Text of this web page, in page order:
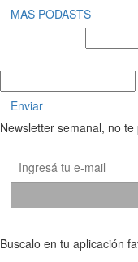
MAS PODASTS
Enviar
Newsletter semanal, no
Buscalo en tu aplicación